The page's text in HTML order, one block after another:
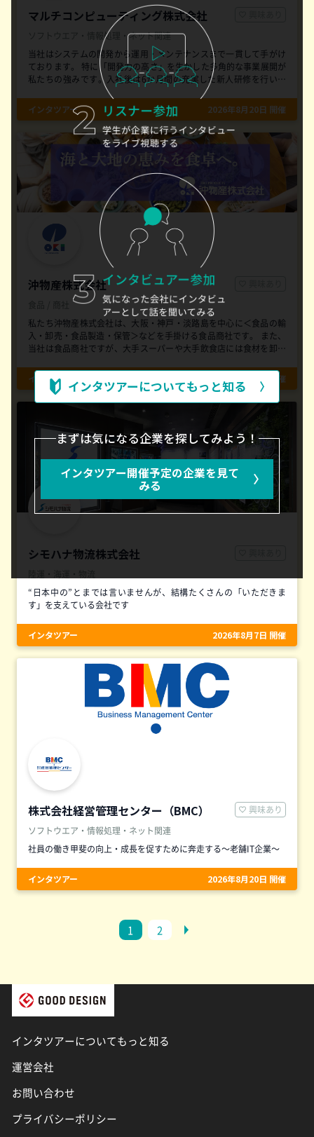
マルチコンピューティング株式会社
ソフトウエア・情報処理・ネット関連
当社はシステムの開発から運用・メンテナンスまで一貫して手がけ
ております。 特に「開発力の高さ」を生かした多角的な事業展開が
私たちの強みです。入社後は6か月間の充実した新人研修を行い、
基礎をしっかりと身につけてから、新人研修後も現場でのOJTを通
じて実践的なスキルを伸ばしていくことができます。 エンジニアと
して着実に成長できる環境が整っています。
インタツアー 2026年8月20日 開催
沖物産株式会社
食品 / 商社
私たち沖物産株式会社は、大阪・神戸・淡路島を中心に＜食品の輸
入・卸売・食品製造・保管＞などを手掛ける食品商社です。 また、
当社は食品商社ですが、大手スーパーや大手飲食店には食材を卸し
や、''食材や空間にこだわる''飲食店とお取引させていただいていま
す！ 1942年の設立以来、時代とお客様のニーズの変化に合わせて、
「革新・オリジナル性」をキーワードに事業を展開してきました。
お客様や社会のご要望にお応えする、新たなチャレンジを続けてい
ます！
インタツアー 2026年8月18日 開催
シモハナ物流株式会社
陸運・海運・物流
“日本中の”とまでは言いませんが、結構たくさんの「いただきま
す」を支えている会社です
インタツアー 2026年8月7日 開催
株式会社経営管理センター（BMC）
興味あり
ソフトウエア・情報処理・ネット関連
社員の働き甲斐の向上・成長を促すために奔走する～老舗IT企業～
インタツアー 2026年8月20日 開催
1 2
インタツアーについてもっと知る
運営会社
お問い合わせ
プライバシーポリシー
インタツアーについてもっと知る
まずは気になる企業を探してみよう！
インタツアー開催予定の企業を見て
みる